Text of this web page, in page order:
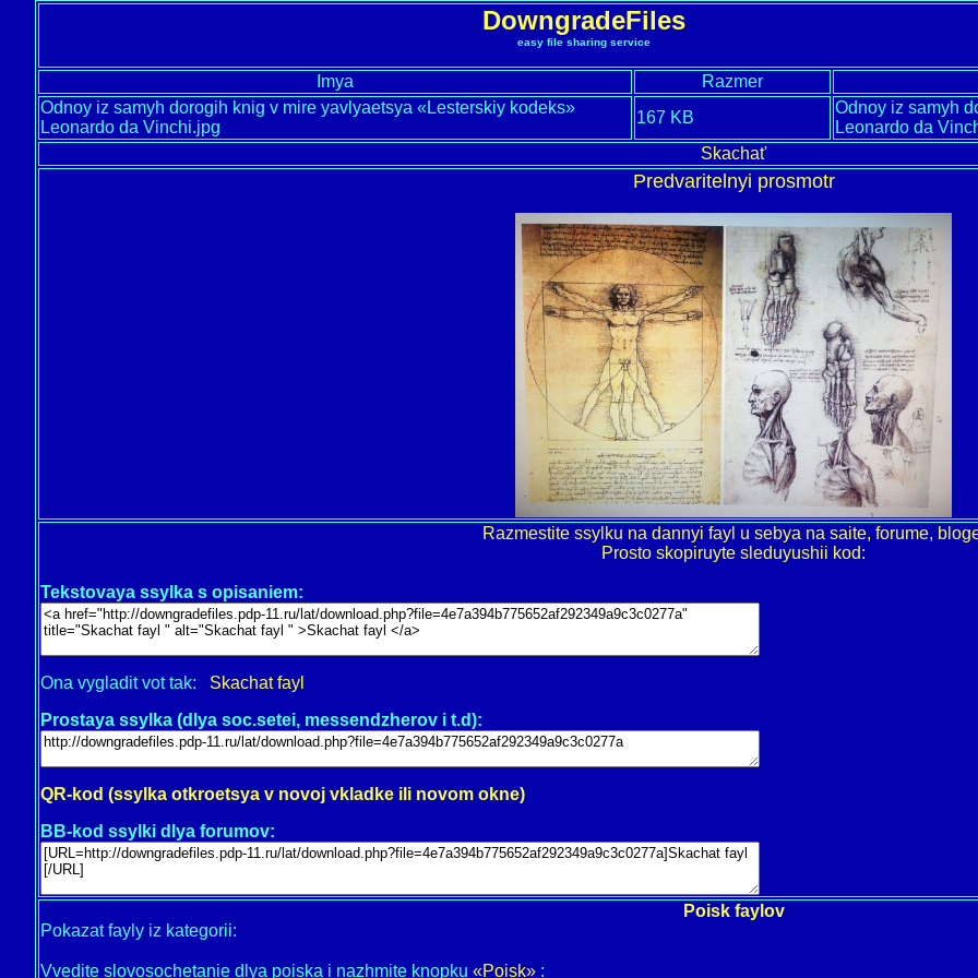
DowngradeFiles
easy file sharing service
Imya
Razmer
Odnoy iz samyh dorogih knig v mire yavlyaetsya «Lesterskiy kodeks»
Leonardo da Vinchi.jpg
167 KB
Odnoy iz samyh
Leonardo da
Skachat'
Predvaritelnyi prosmotr
Razmestite ssylku na dannyi fayl u sebya na saite, forume,
Prosto skopiruyte sleduyushii kod:
Tekstovaya ssylka s opisaniem:
Ona vygladit vot tak: Skachat fayl
Prostaya ssylka (dlya soc.setei, messendzherov i t.d):
QR-kod (ssylka otkroetsya v novoj vkladke ili novom okne)
BB-kod ssylki dlya forumov:
Poisk faylov
Pokazat fayly iz kategorii:
Vvedite slovosochetanie dlya poiska i nazhmite knopku «Poisk» :